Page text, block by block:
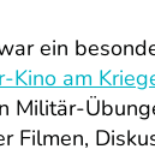
ein
Kino am
Militär-
Filmen,